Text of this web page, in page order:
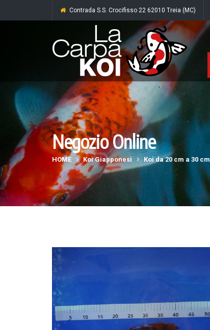
Contrada S.S. Crocifisso 22 62010 Treia (MC)
Negozio Online
HOME Koi Giapponesi Koi da 20 cm a 30 cm